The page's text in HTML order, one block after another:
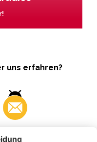
uns erfahren?